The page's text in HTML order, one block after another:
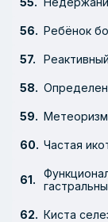
Ребёнок
Частая
Киста